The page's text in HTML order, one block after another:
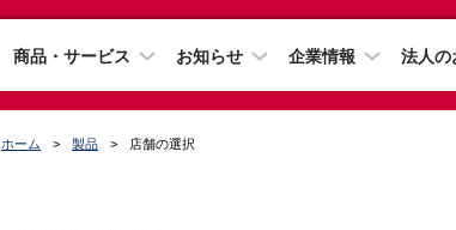
商品・サービス お知らせ 企業情報 法人の
ホーム 製品 店舗の選択